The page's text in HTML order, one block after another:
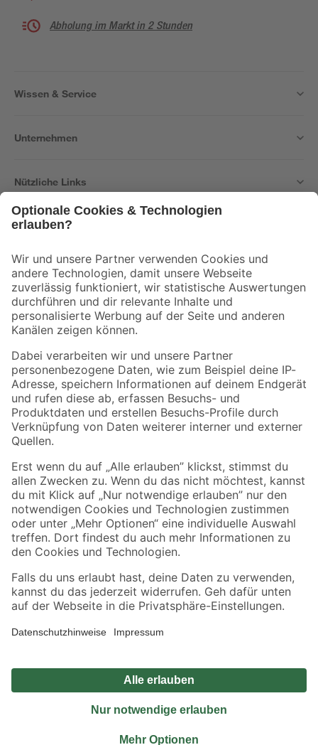
Abholung im Markt in 2 Stunden
Wissen & Service
Unternehmen
Nützliche Links
Der toom Newsletter: Keine Angebote und Aktionen mehr verpassen!
Zur Newsletter Anmeldung
Folge uns
Zahlungsarten Versandarten
Sicher einkaufen
Jetzt die toom-App herunterladen
Alle Preisangaben in EUR inkl. gesetzl. MwSt.. Die dargestellten Angebote sind unter
Umständen nicht in allen Märkten verfügbar. Die angegebenen Verfügbarkeiten beziehen
Produkte nur solange der Vorrat reicht.
*Paketversand ab 59 € versandkostenfrei, gilt nicht für Artikel mit Speditionsversand, hier
Privatsphäre Impressum
Nutzungsbedingungen
Widerrufsrecht
Vertrag widerrufen
© 2026 toom Baumarkt GmbH